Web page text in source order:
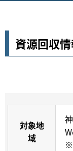
資源回収
対象地
域
※